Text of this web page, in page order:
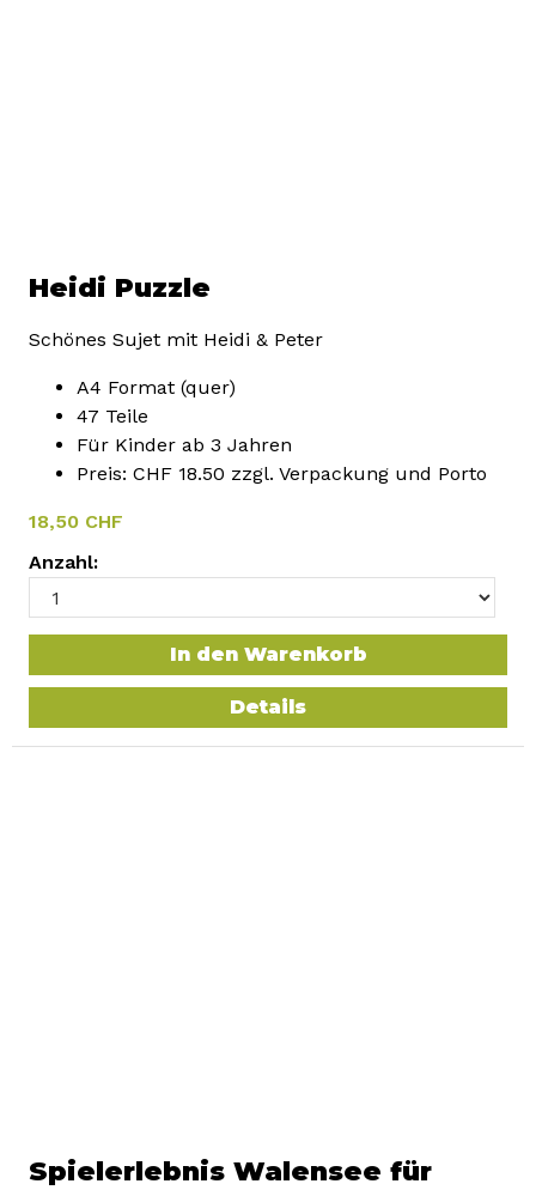
Heidi Puzzle
Schönes Sujet mit Heidi & Peter
A4 Format (quer)
47 Teile
Für Kinder ab 3 Jahren
Preis: CHF 18.50 zzgl. Verpackung und Porto
18,50 CHF
Anzahl:
In den Warenkorb
Details
Spielerlebnis Walensee für